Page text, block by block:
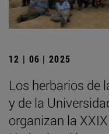
12 | 06 | 2025
Los herbarios de
y de la
organizan la